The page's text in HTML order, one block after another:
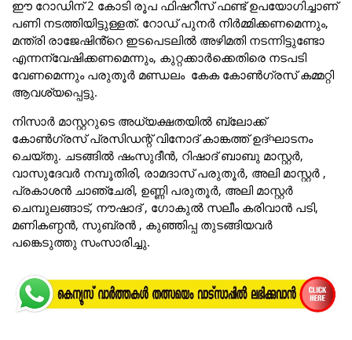
ഈ റോഡിന് 2 കോടി രൂപ ഫിഷറീസ് ഫണ്ട് ഉപയോഗിച്ചാണ്
പണി നടത്തിയിട്ടുള്ളത്. റോഡ് പുനർ നിർമ്മിക്കണമെന്നും,
മന്ത്രി രാജേഷിൻ്റെ ഇടപെടലിൽ അഴിമതി നടന്നിട്ടുണ്ടോ
എന്നന്വേഷിക്കണമെന്നും, കുറ്റക്കാർക്കെതിരെ നടപടി
വേണമെന്നും പരുതൂർ മണ്ഡലം കേക കോൺഗ്രസ് കമ്മറ്റി
ആവശ്യപ്പെട്ടു.
നിസാർ മാസ്റ്ററുടെ അധ്യക്ഷതയിൽ ബ്ലോക്ക്
കോൺഗ്രസ് പ്രസിഡന്റ് വിനോദ് കാങ്കത്ത് ഉദ്ഘാടനം
ചെയ്തു. ചടങ്ങിൽ ഷംസുദീൻ, റിഷാദ് ബാബു മാസ്റ്റർ,
വാസുദേവർ നമ്പൂതിരി, രാമദാസ് പരുതൂർ, അലി മാസ്റ്റർ ,
പ്രകാശൻ ചാഞ്ചേരി, ഉണ്ണി പരുതൂർ, അലി മാസ്റ്റർ
ചെമ്പുലങ്ങാട്, നൗഷാദ് , ഗോകുൽ സലീം കരിവാൻ പടി,
മണികണ്ഠൻ, സുബ്രൻ , കുഞ്ഞിപ്പ തുടങ്ങിയവർ
പങ്കെടുത്തു സംസാരിച്ചു.